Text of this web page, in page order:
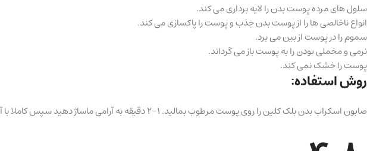
سلول های مرده پوست بدن را لایه برداری می کند.
انواع ناخالصی ها را از پوست بدن جذب و پوست را پاکسازی می کند.
سموم را در پوست از بین می برد.
نرمی و مخملی بودن را به پوست باز می گرداند.
پوست را خشک نمی کند.
روش استفاده:
صابون اسکراب بدن بلک کلین را روی پوست مرطوب بمالید. 1-2 دقیقه به آرامی ماساژ دهید سپس کاملا با آب بشویید.